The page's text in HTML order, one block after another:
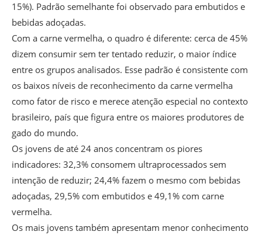
15%). Padrão semelhante foi observado para embutidos e
bebidas adoçadas.
Com a carne vermelha, o quadro é diferente: cerca de 45%
dizem consumir sem ter tentado reduzir, o maior índice
entre os grupos analisados. Esse padrão é consistente com
os baixos níveis de reconhecimento da carne vermelha
como fator de risco e merece atenção especial no contexto
brasileiro, país que figura entre os maiores produtores de
gado do mundo.
Os jovens de até 24 anos concentram os piores
indicadores: 32,3% consomem ultraprocessados sem
intenção de reduzir; 24,4% fazem o mesmo com bebidas
adoçadas, 29,5% com embutidos e 49,1% com carne
vermelha.
Os mais jovens também apresentam menor conhecimento